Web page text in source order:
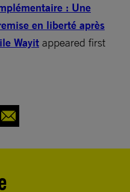
: Une
en liberté après
Wayit appeared first